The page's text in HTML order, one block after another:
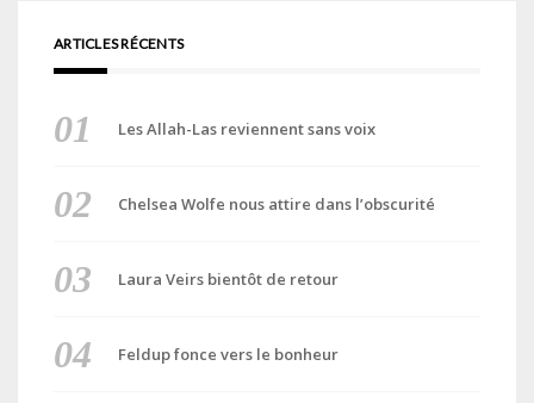
ARTICLES RÉCENTS
Les Allah-Las reviennent sans voix
Chelsea Wolfe nous attire dans l’obscurité
Laura Veirs bientôt de retour
Feldup fonce vers le bonheur